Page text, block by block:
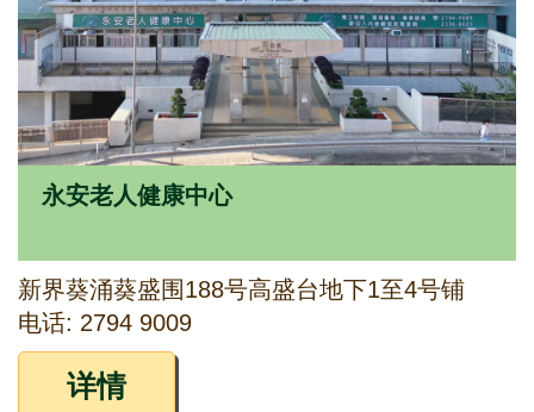
永安老人健康中心
新界葵涌葵盛围188号高盛台地下1至4号铺
电话: 2794 9009
详情